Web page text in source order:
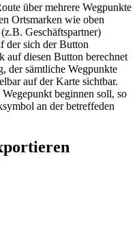
über mehrere Wegpunkte
Ortsmarken wie oben
Geschäftspartner)
der sich der Button
diesen Button berechnet
der sämtliche Wegpunkte
auf der Karte sichtbar.
beginnen soll, so
an der betreffeden